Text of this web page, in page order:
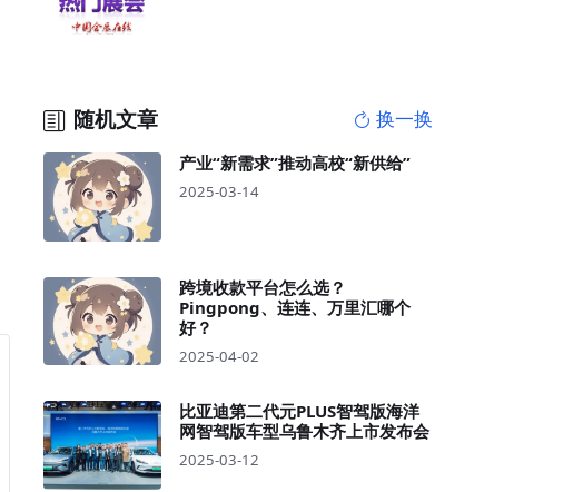
随机文章 换一换
产业“新需求”推动高校“新供给”
2025-03-14
跨境收款平台怎么选？
Pingpong、连连、万里汇哪个
好？
2025-04-02
比亚迪第二代元PLUS智驾版海洋
网智驾版车型乌鲁木齐上市发布会
2025-03-12